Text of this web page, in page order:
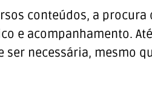
conteúdos, a procura
e acompanhamento.
ser necessária, mesmo